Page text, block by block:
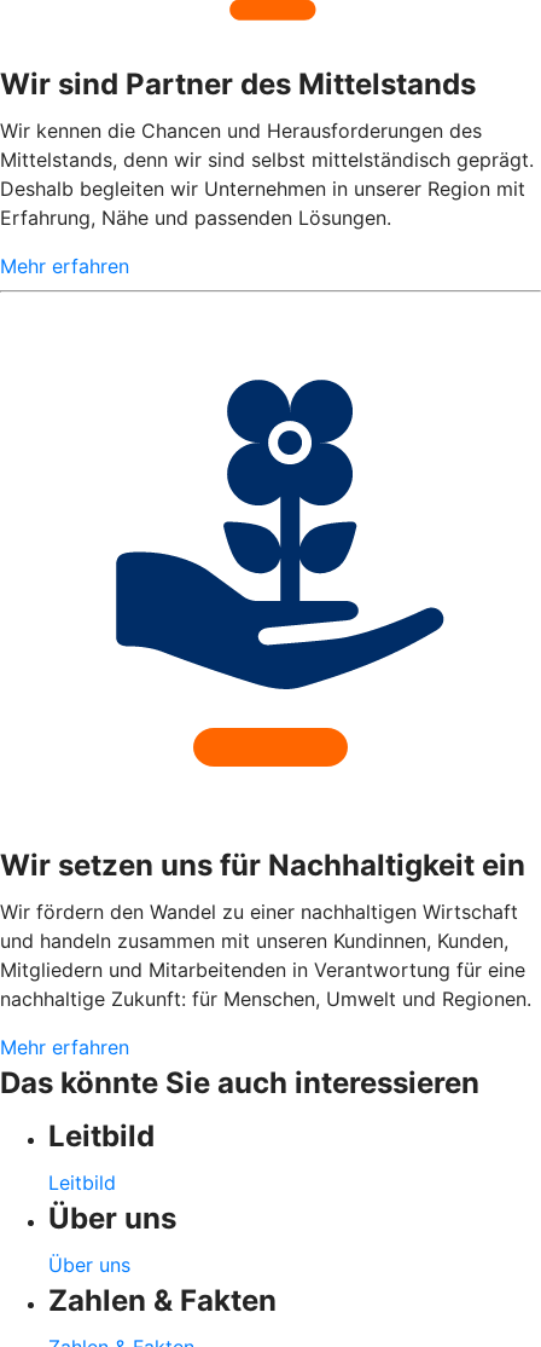
Wir sind Partner des Mittelstands
Wir kennen die Chancen und Herausforderungen des
Mittelstands, denn wir sind selbst mittelständisch geprägt.
Deshalb begleiten wir Unternehmen in unserer Region mit
Erfahrung, Nähe und passenden Lösungen.
Mehr erfahren
Wir setzen uns für Nachhaltigkeit ein
Wir fördern den Wandel zu einer nachhaltigen Wirtschaft
und handeln zusammen mit unseren Kundinnen, Kunden,
Mitgliedern und Mitarbeitenden in Verantwortung für eine
nachhaltige Zukunft: für Menschen, Umwelt und Regionen.
Mehr erfahren
Das könnte Sie auch interessieren
Leitbild
Leitbild
Über uns
Über uns
Zahlen & Fakten